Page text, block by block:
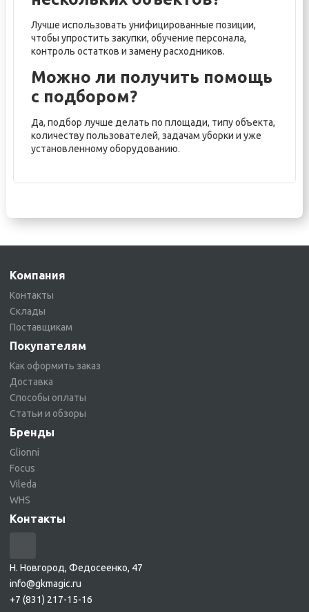
Лучше использовать унифицированные позиции,
чтобы упростить закупки, обучение персонала,
контроль остатков и замену расходников.
Можно ли получить помощь
с подбором?
Да, подбор лучше делать по площади, типу объекта,
количеству пользователей, задачам уборки и уже
установленному оборудованию.
Компания
Контакты
Склады
Поставщикам
Покупателям
Как оформить заказ
Доставка
Способы оплаты
Статьи и обзоры
Бренды
Glionni
Focus
Vileda
WHS
Контакты
Н. Новгород, Федосеенко, 47
info@gkmagic.ru
+7 (831) 217-15-16